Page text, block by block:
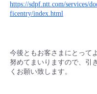
https://sdpf.ntt.com/services/
ficentry/index.html
今後ともお客さまにとって
努めてまいりますので、引
くお願い致します。